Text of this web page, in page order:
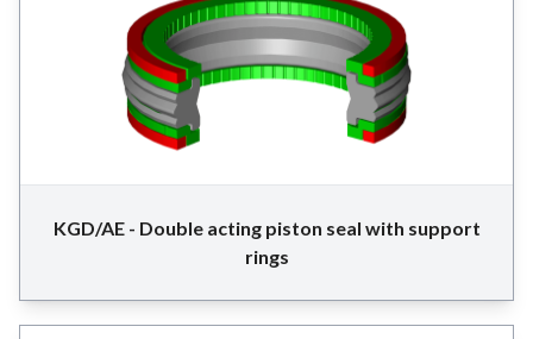
KGD/AE - Double acting piston seal with support
rings